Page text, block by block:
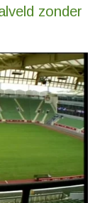
zonder